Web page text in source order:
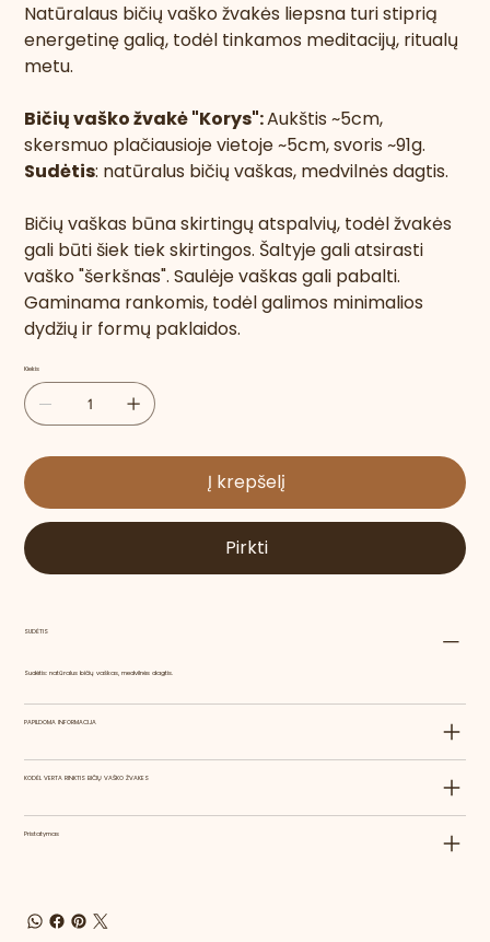
Natūralaus bičių vaško žvakės liepsna turi stiprią
energetinę galią, todėl tinkamos meditacijų, ritualų
metu.
Bičių vaško žvakė "Korys":Aukštis ~5cm,
skersmuo plačiausioje vietoje ~5cm, svoris ~91g.
Sudėtis: natūralus bičių vaškas, medvilnės dagtis.
Bičių vaškas būna skirtingų atspalvių, todėl žvakės
gali būti šiek tiek skirtingos. Šaltyje gali atsirasti
vaško "šerkšnas". Saulėje vaškas gali pabalti.
Gaminama rankomis, todėl galimos minimalios
dydžių ir formų paklaidos.
Kiekis
Į krepšelį
Pirkti
SUDĖTIS
Sudėtis: natūralus bičių vaškas, medvilnės dagtis.
PAPILDOMA INFORMACIJA
KODĖL VERTA RINKTIS BIČIŲ VAŠKO ŽVAKES
Pristatymas